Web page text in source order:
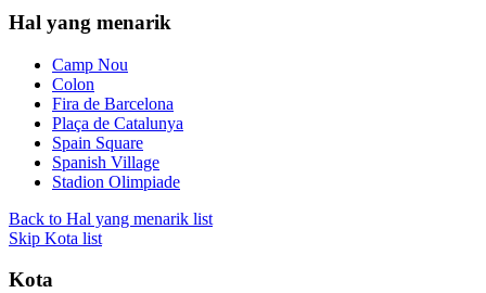
Hal yang menarik
Camp Nou
Colon
Fira de Barcelona
Plaça de Catalunya
Spain Square
Spanish Village
Stadion Olimpiade
Back to Hal yang menarik list
Skip Kota list
Kota